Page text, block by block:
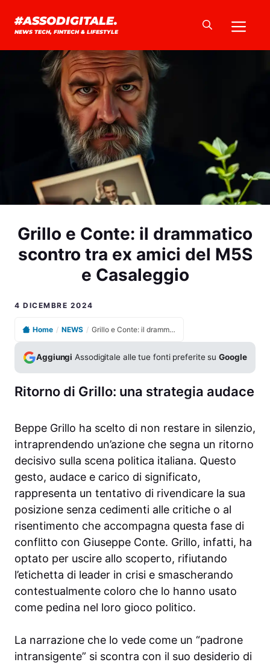
#ASSODIGITALE.
NEWS TECH, FINTECH & LIFESTYLE
Grillo e Conte: il drammatico
scontro tra ex amici del M5S
e Casaleggio
4 DICEMBRE 2024
Home / NEWS / Grillo e Conte: il drammatico scontro tra ex amici del M5S e Casaleggio
Aggiungi Assodigitale alle tue fonti preferite suGoogle
Ritorno di Grillo: una strategia audace
Beppe Grillo ha scelto di non restare in silenzio,
intraprendendo un’azione che segna un ritorno
decisivo sulla scena politica italiana. Questo
gesto, audace e carico di significato,
rappresenta un tentativo di rivendicare la sua
posizione senza cedimenti alle critiche o al
risentimento che accompagna questa fase di
conflitto con Giuseppe Conte. Grillo, infatti, ha
optato per uscire allo scoperto, rifiutando
l’etichetta di leader in crisi e smascherando
contestualmente coloro che lo hanno usato
come pedina nel loro gioco politico.
La narrazione che lo vede come un “padrone
intransigente” si scontra con il suo desiderio di